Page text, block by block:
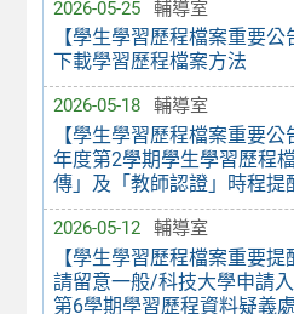
2026-05-25 輔導室
【學生學習歷程檔案重要公
下載學習歷程檔案方法
2026-05-18 輔導室
【學生學習歷程檔案重要
年度第2學期學生學習歷程
傳」及「教師認證」時程提
2026-05-12 輔導室
【學生學習歷程檔案重要提
請留意一般/科技大學申請
第6學期學習歷程資料疑義